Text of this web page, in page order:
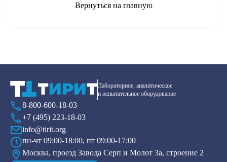
Вернуться на главную
Лабораторное, аналитическое
и испытательное оборудование
8-800-600-18-03
+7 (495) 223-18-03
info@tirit.org
пн-чт 09:00-18:00, пт 09:00-17:00
Москва, проезд Завода Серп и Молот 3а, строение 2